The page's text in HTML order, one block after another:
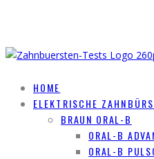
HOME
ELEKTRISCHE
BRAUN ORAL-B
ORAL-B
ORAL-B